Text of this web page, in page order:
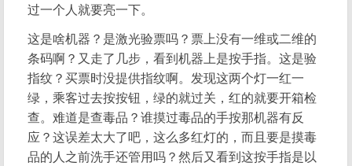
过一个人就要亮一下。
这是啥机器？是激光验票吗？票上没有一维或二维的
条码啊？又走了几步，看到机器上是按手指。这是验
指纹？买票时没提供指纹啊。发现这两个灯一红一
绿，乘客过去按按钮，绿的就过关，红的就要开箱检
查。难道是查毒品？谁摸过毒品的手按那机器有反
应？这误差太大了吧，这么多红灯的，而且要是摸毒
品的人之前洗手还管用吗？然后又看到这按手指是以